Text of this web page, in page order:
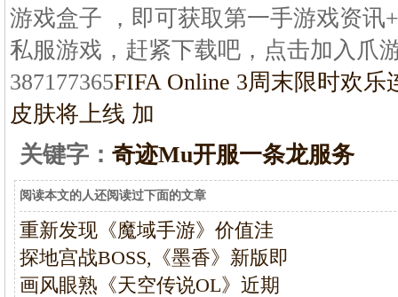
游戏盒子 ，即可获取第一手游戏资讯
私服游戏，赶紧下载吧，点击加入爪
387177365FIFA Online 3周末限时欢乐
皮肤将上线 加
关键字： 奇迹Mu开服一条龙服务
阅读本文的人还阅读过下面的文章
重新发现《魔域手游》价值洼
探地宫战BOSS,《墨香》新版即
画风眼熟《天空传说OL》近期